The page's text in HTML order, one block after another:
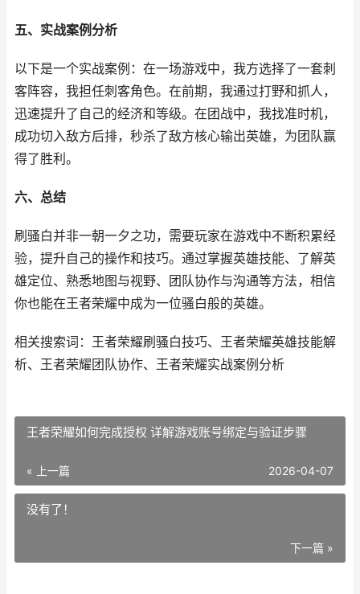
五、实战案例分析
以下是一个实战案例：在一场游戏中，我方选择了一套刺
客阵容，我担任刺客角色。在前期，我通过打野和抓人，
迅速提升了自己的经济和等级。在团战中，我找准时机，
成功切入敌方后排，秒杀了敌方核心输出英雄，为团队赢
得了胜利。
六、总结
刷骚白并非一朝一夕之功，需要玩家在游戏中不断积累经
验，提升自己的操作和技巧。通过掌握英雄技能、了解英
雄定位、熟悉地图与视野、团队协作与沟通等方法，相信
你也能在王者荣耀中成为一位骚白般的英雄。
相关搜索词：王者荣耀刷骚白技巧、王者荣耀英雄技能解
析、王者荣耀团队协作、王者荣耀实战案例分析
王者荣耀如何完成授权 详解游戏账号绑定与验证步骤
« 上一篇 2026-04-07
没有了！
下一篇 »